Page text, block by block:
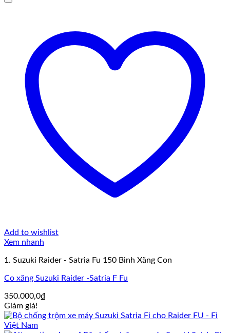
Add to wishlist
Xem nhanh
1. Suzuki Raider - Satria Fu 150 Bình Xăng Con
Co xăng Suzuki Raider -Satria F Fu
350.000,0₫
Giảm giá!